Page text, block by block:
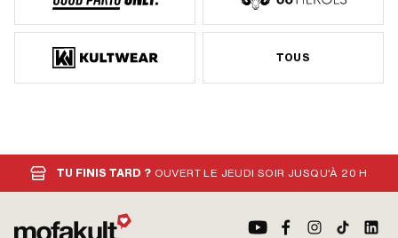
TOUS
TU FINIS TARD ? OUVERT LE JEUDI SOIR JUSQU'À 20 H